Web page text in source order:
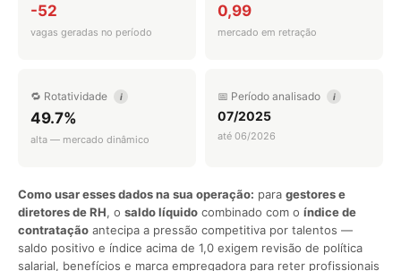
-52
vagas geradas no período
0,99
mercado em retração
🔁 Rotatividade i
49.7%
alta — mercado dinâmico
📅 Período analisado i
07/2025
até 06/2026
Como usar esses dados na sua operação: para gestores e
diretores de RH, o saldo líquido combinado com o índice de
contratação antecipa a pressão competitiva por talentos —
saldo positivo e índice acima de 1,0 exigem revisão de política
salarial, benefícios e marca empregadora para reter profissionais